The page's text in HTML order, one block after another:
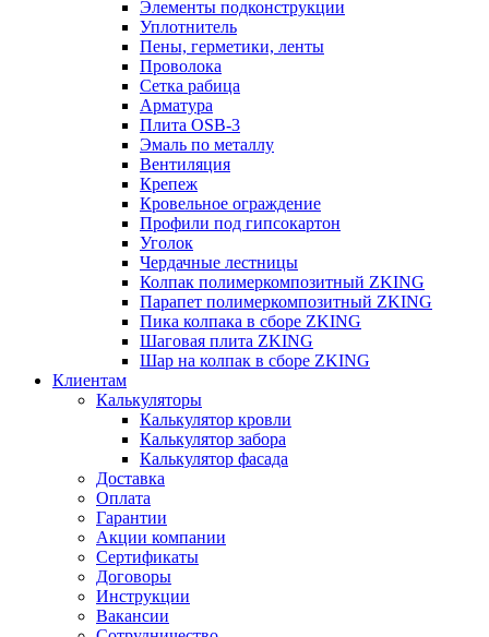
Элементы подконструкции
Уплотнитель
Пены, герметики, ленты
Проволока
Сетка рабица
Арматура
Плита OSB-3
Эмаль по металлу
Вентиляция
Крепеж
Кровельное ограждение
Профили под гипсокартон
Уголок
Чердачные лестницы
Колпак полимеркомпозитный ZKING
Парапет полимеркомпозитный ZKING
Пика колпака в сборе ZKING
Шаговая плита ZKING
Шар на колпак в сборе ZKING
Клиентам
Калькуляторы
Калькулятор кровли
Калькулятор забора
Калькулятор фасада
Доставка
Оплата
Гарантии
Акции компании
Сертификаты
Договоры
Инструкции
Вакансии